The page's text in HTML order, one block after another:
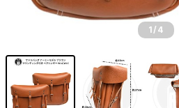
1 /4